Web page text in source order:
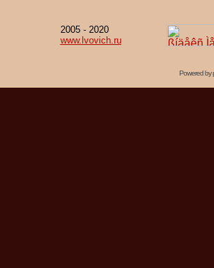
2005 - 2020
www.lvovich.ru
Powered by